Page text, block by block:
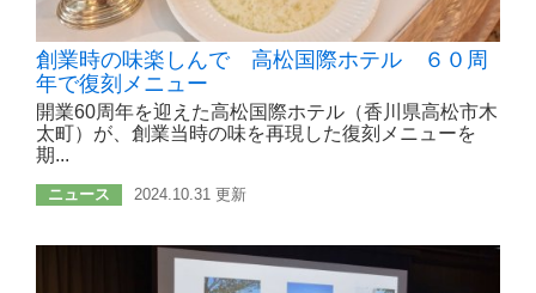
創業時の味楽しんで 高松国際ホテル ６０周
年で復刻メニュー
開業60周年を迎えた高松国際ホテル（香川県高松市木
太町）が、創業当時の味を再現した復刻メニューを
期...
ニュース 2024.10.31 更新